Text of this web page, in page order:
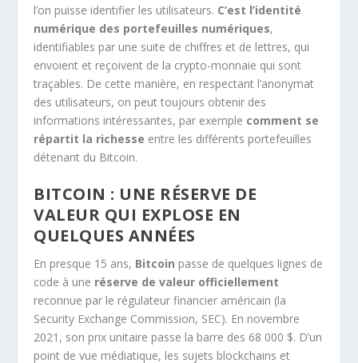
l’on puisse identifier les utilisateurs. C’est l’identité
numérique des portefeuilles numériques,
identifiables par une suite de chiffres et de lettres, qui
envoient et reçoivent de la crypto-monnaie qui sont
traçables. De cette manière, en respectant l’anonymat
des utilisateurs, on peut toujours obtenir des
informations intéressantes, par exemple comment se
répartit la richesse entre les différents portefeuilles
détenant du Bitcoin.
BITCOIN : UNE RÉSERVE DE
VALEUR QUI EXPLOSE EN
QUELQUES ANNÉES
En presque 15 ans, Bitcoin passe de quelques lignes de
code à une réserve de valeur officiellement
reconnue par le régulateur financier américain (la
Security Exchange Commission, SEC). En novembre
2021, son prix unitaire passe la barre des 68 000 $. D’un
point de vue médiatique, les sujets blockchains et